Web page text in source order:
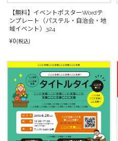
【無料】イベントポスターWordテ
ンプレート（パステル・自治会・地
域イベント）324
¥0(税込)